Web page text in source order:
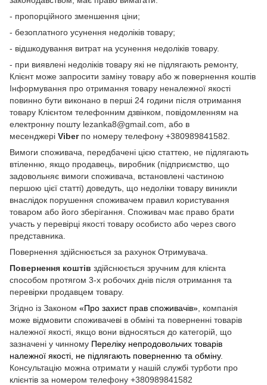
- пропорційного зменшення ціни;
- безоплатного усунення недоліків товару;
- відшкодування витрат на усунення недоліків товару.
- при виявлені недоліків товару які не підлягають ремонту,
Клієнт може запросити заміну товару або ж повернення коштів
Інформування про отримання товару неналежної якості
повинно бути виконано в перші 24 години після отримання
товару Клієнтом телефонним дзвінком, повідомленням на
електронну пошту lezanka8@gmail.com, або в
месенджері Viberпо номеру телефону +380989841582.
Вимоги споживача, передбачені цією статтею, не підлягають
втіленню, якщо продавець, виробник (підприємство, що
задовольняє вимоги споживача, встановлені частиною
першою цієї статті) доведуть, що недоліки товару виникли
внаслідок порушення споживачем правил користування
товаром або його зберігання. Споживач має право брати
участь у перевірці якості товару особисто або через свого
представника.
Повернення здійснюється за рахунок Отримувача.
Повернення коштів здійснюється зручним для клієнта
способом протягом 3-х робочих днів після отримання та
перевірки продавцем товару.
Згідно із Законом «Про захист прав споживачів» , компанія
може відмовити споживачеві в обміні та поверненні товарів
належної якості, якщо вони відносяться до категорій, що
зазначені у чинному Переліку непродовольчих товарів
належної якості, не підлягають поверненню та обміну.
Консультацію можна отримати у нашій службі турботи про
клієнтів за номером телефону +380989841582